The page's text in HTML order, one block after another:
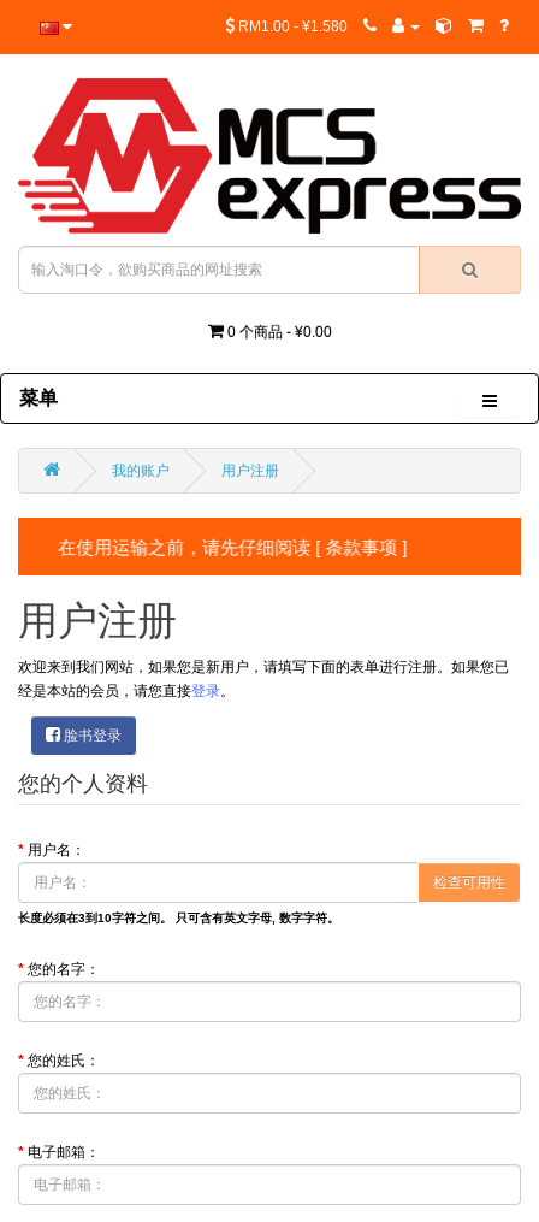
RM1.00 - ¥1.580
0 个商品 - ¥0.00
菜单
我的账户 用户注册
在使用运输之前，请先仔细阅读 [ 条款事项 ]
用户注册
欢迎来到我们网站，如果您是新用户，请填写下面的表单进行注册。如果您已
经是本站的会员，请您直接登录。
脸书登录
您的个人资料
用户名：
检查可用性
长度必须在3到10字符之间。 只可含有英文字母, 数字字符。
您的名字：
您的姓氏：
电子邮箱：